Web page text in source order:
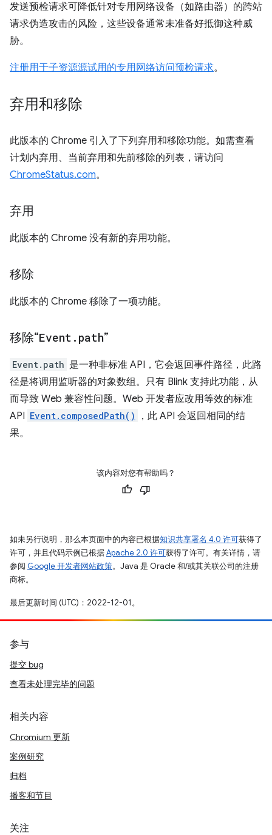
发送预检请求可降低针对专用网络设备（如路由器）的跨站
请求伪造攻击的风险，这些设备通常未准备好抵御这种威
胁。
注册用于子资源源试用的专用网络访问预检请求。
弃用和移除
此版本的 Chrome 引入了下列弃用和移除功能。如需查看
计划内弃用、当前弃用和先前移除的列表，请访问
ChromeStatus.com。
弃用
此版本的 Chrome 没有新的弃用功能。
移除
此版本的 Chrome 移除了一项功能。
移除“Event . path”
Event.path 是一种非标准 API，它会返回事件路径，此路
径是将调用监听器的对象数组。只有 Blink 支持此功能，从
而导致 Web 兼容性问题。Web 开发者应改用等效的标准
API Event.composedPath()
，此 API 会返回相同的结
果。
该内容对您有帮助吗？
如未另行说明，那么本页面中的内容已根据知识共享署名 4.0 许可获得了
许可，并且代码示例已根据Apache 2.0 许可获得了许可。有关详情，请
参阅 Google 开发者网站政策。Java 是 Oracle 和/或其关联公司的注册
商标。
最后更新时间 (UTC)：2022-12-01。
参与
提交 bug
查看未处理完毕的问题
相关内容
Chromium 更新
案例研究
归档
播客和节目
关注